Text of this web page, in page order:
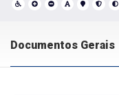
Documentos Gerais